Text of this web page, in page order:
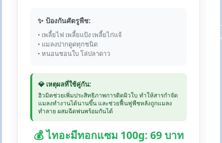
✨ ป้องกันศัตรูพืช:
• เพลี้ยไฟ เพลี้ยแป้ง เพลี้ยไก่แจ้
• แมลงปากดูดทุกชนิด
• หนอนชอนใบ โล่ปลาดาว
💎 เหตุผลที่ใช้คู่กัน:
ฮิวมิคช่วยเพิ่มประสิทธิภาพการติดผิวใบ ทำให้สารกำจัด
แมลงทำงานได้นานขึ้น และช่วยฟื้นฟูพืชหลังถูกแมลง
ทำลาย ผสมฉีดพ่นพร้อมกันได้
💰 ไทอะมีทอกแซม 100g: 69 บาท